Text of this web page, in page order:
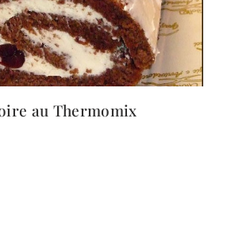
au Thermomix